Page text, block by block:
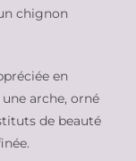
chignon
en
arche, orné
de beauté